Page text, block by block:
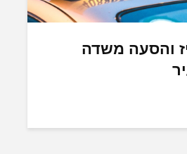
והסעה משדה